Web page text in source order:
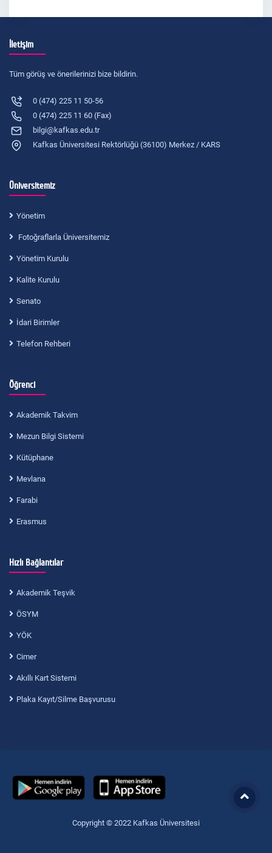
İletişim
Tüm görüş ve önerilerinizi bize bildirin.
0 (474) 225 11 50-56
0 (474) 225 11 60 (Fax)
bilgi@kafkas.edu.tr
Kafkas Üniversitesi Rektörlüğü (36100) Merkez / KARS
Üniversitemiz
Yönetim
Fotoğraflarla Üniversitemiz
Yönetim Kurulu
Kalite Kurulu
Senato
İdari Birimler
Telefon Rehberi
Öğrenci
Akademik Takvim
Mezun Bilgi Sistemi
Kütüphane
Mevlana
Farabi
Erasmus
Hızlı Bağlantılar
Akademik Teşvik
ÖSYM
YÖK
Cimer
Akıllı Kart Sistemi
Plaka Kayıt/Silme Başvurusu
Copyright © 2022 Kafkas Üniversitesi